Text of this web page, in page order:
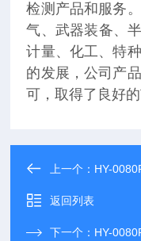
检测产品和服务
气、武器装备、
计量、化工、特
的发展，公司产
可，取得了良好的
上一个： HY-
返回列表
下一个： HY-